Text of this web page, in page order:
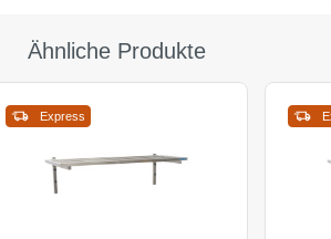
Ähnliche Produkte
Express